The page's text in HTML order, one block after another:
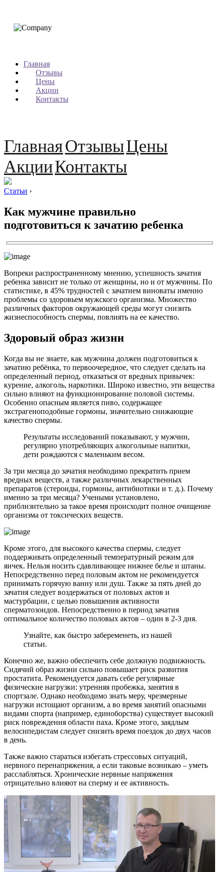
Главная
Отзывы
Цены
Акции
Контакты
ГлавнаяОтзывыЦены
АкцииКонтакты
Статьи ›
Как мужчине правильно
подготовиться к зачатию ребенка
Вопреки распространенному мнению, успешность зачатия
ребенка зависит не только от женщины, но и от мужчины. По
статистике, в 45% трудностей с зачатием виноваты именно
проблемы со здоровьем мужского организма. Множество
различных факторов окружающей среды могут снизить
жизнеспособность спермы, повлиять на ее качество.
Здоровый образ жизни
Когда вы не знаете, как мужчина должен подготовиться к
зачатию ребёнка, то первоочередное, что следует сделать на
определенный период, отказаться от вредных привычек:
курение, алкоголь, наркотики. Широко известно, эти вещества
сильно влияют на функционирование половой системы.
Особенно опасным является пиво, содержащее
экстрагеноподобные гормоны, значительно снижающие
качество спермы.
Результаты исследований показывают, у мужчин,
регулярно употребляющих алкогольные напитки,
дети рождаются с маленьким весом.
За три месяца до зачатия необходимо прекратить прием
вредных веществ, а также различных лекарственных
препаратов (стероиды, гормоны, антибиотики и т. д.). Почему
именно за три месяца? Учеными установлено,
приблизительно за такое время происходит полное очищение
организма от токсических веществ.
Кроме этого, для высокого качества спермы, следует
поддерживать определенный температурный режим для
яичек. Нельзя носить сдавливающее нижнее белье и штаны.
Непосредственно перед половым актом не рекомендуется
принимать горячую ванну или душ. Также за пять дней до
зачатия следует воздержаться от половых актов и
мастурбации, с целью повышения активности
сперматозоидов. Непосредственно в период зачатия
оптимальное количество половых актов – один в 2-3 дня.
Узнайте, как быстро забеременеть, из нашей
статьи.
Конечно же, важно обеспечить себе должную подвижность.
Сидячий образ жизни сильно повышает риск развития
простатита. Рекомендуется давать себе регулярные
физические нагрузки: утренняя пробежка, занятия в
спортзале. Однако необходимо знать меру, чрезмерные
нагрузки истощают организм, а во время занятий опасными
видами спорта (например, единоборства) существует высокий
риск повреждения области паха. Кроме этого, заядлым
велосипедистам следует снизить время поездок до двух часов
в день.
Также важно стараться избегать стрессовых ситуаций,
нервного перенапряжения, а если таковые возникаю – уметь
расслабляться. Хронические нервные напряжения
отрицательно влияют на сперму и ее активность.